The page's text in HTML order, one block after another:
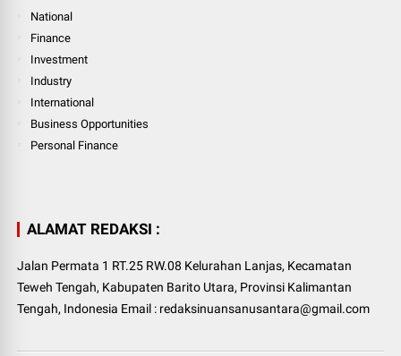
National
Finance
Investment
Industry
International
Business Opportunities
Personal Finance
ALAMAT REDAKSI :
Jalan Permata 1 RT.25 RW.08 Kelurahan Lanjas, Kecamatan
Teweh Tengah, Kabupaten Barito Utara, Provinsi Kalimantan
Tengah, Indonesia Email : redaksinuansanusantara@gmail.com